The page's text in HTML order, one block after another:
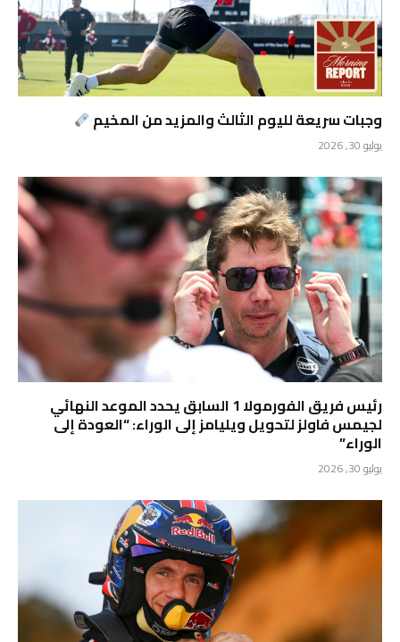
وجبات سريعة لليوم الثالث والمزيد من المخيم
يوليو 30, 2026
رئيس فريق الفورمولا 1 السابق يحدد الموعد النهائي
لجيمس فاولز لتحويل ويليامز إلى الوراء: “العودة إلى
الوراء”
يوليو 30, 2026